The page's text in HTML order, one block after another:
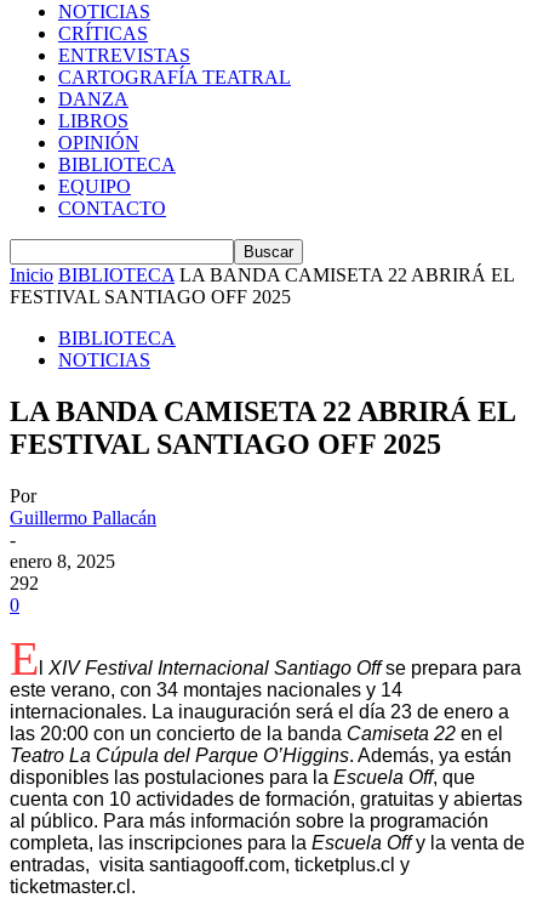
NOTICIAS
CRÍTICAS
ENTREVISTAS
CARTOGRAFÍA TEATRAL
DANZA
LIBROS
OPINIÓN
BIBLIOTECA
EQUIPO
CONTACTO
Inicio BIBLIOTECA LA BANDA CAMISETA 22 ABRIRÁ EL
FESTIVAL SANTIAGO OFF 2025
BIBLIOTECA
NOTICIAS
LA BANDA CAMISETA 22 ABRIRÁ EL
FESTIVAL SANTIAGO OFF 2025
Por
Guillermo Pallacán
-
enero 8, 2025
292
0
E XIV Festival Internacional Santiago Offse prepara para
este verano, con 34 montajes nacionales y 14
internacionales. La inauguración será el día 23 de enero a
las 20:00 con un concierto de la banda Camiseta 22 en el
Teatro La Cúpula del Parque O’Higgins. Además, ya están
disponibles las postulaciones para la Escuela Off, que
cuenta con 10 actividades de formación, gratuitas y abiertas
al público. Para más información sobre la programación
completa, las inscripciones para la Escuela Offy la venta de
entradas, visita santiagooff.com, ticketplus.cl y
ticketmaster.cl.